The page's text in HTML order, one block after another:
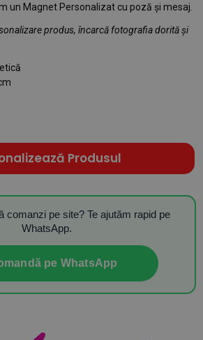
un Magnet Personalizat cu poză și mesaj.
produs, încarcă fotografia dorită și
Produsul
comanzi pe site? Te ajutăm rapid pe
WhatsApp.
pe WhatsApp